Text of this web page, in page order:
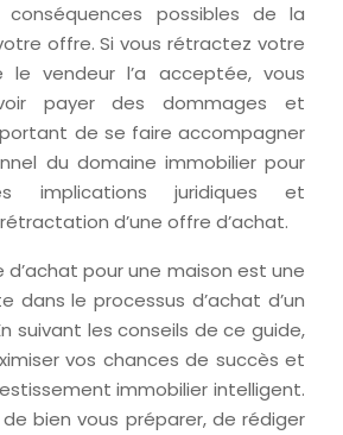
conséquences possibles de la
offre. Si vous rétractez votre
vendeur l’a acceptée, vous
payer des dommages et
de se faire accompagner
du domaine immobilier pour
implications juridiques et
d’une offre d’achat.
d’achat pour une maison est une
dans le processus d’achat d’un
suivant les conseils de ce guide,
vos chances de succès et
immobilier intelligent.
bien vous préparer, de rédiger